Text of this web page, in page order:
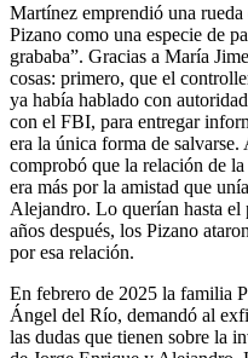
Martínez emprendió una
Pizano como una especie de
grababa”. Gracias a María
cosas: primero, que el
ya había hablado con
con el FBI, para entregar
era la única forma de salvarse.
comprobó que la relación de
era más por la amistad que
Alejandro. Lo querían hasta
años después, los Pizano
por esa relación.
En febrero de 2025 la familia
Ángel del Río, demandó al
las dudas que tienen sobre la